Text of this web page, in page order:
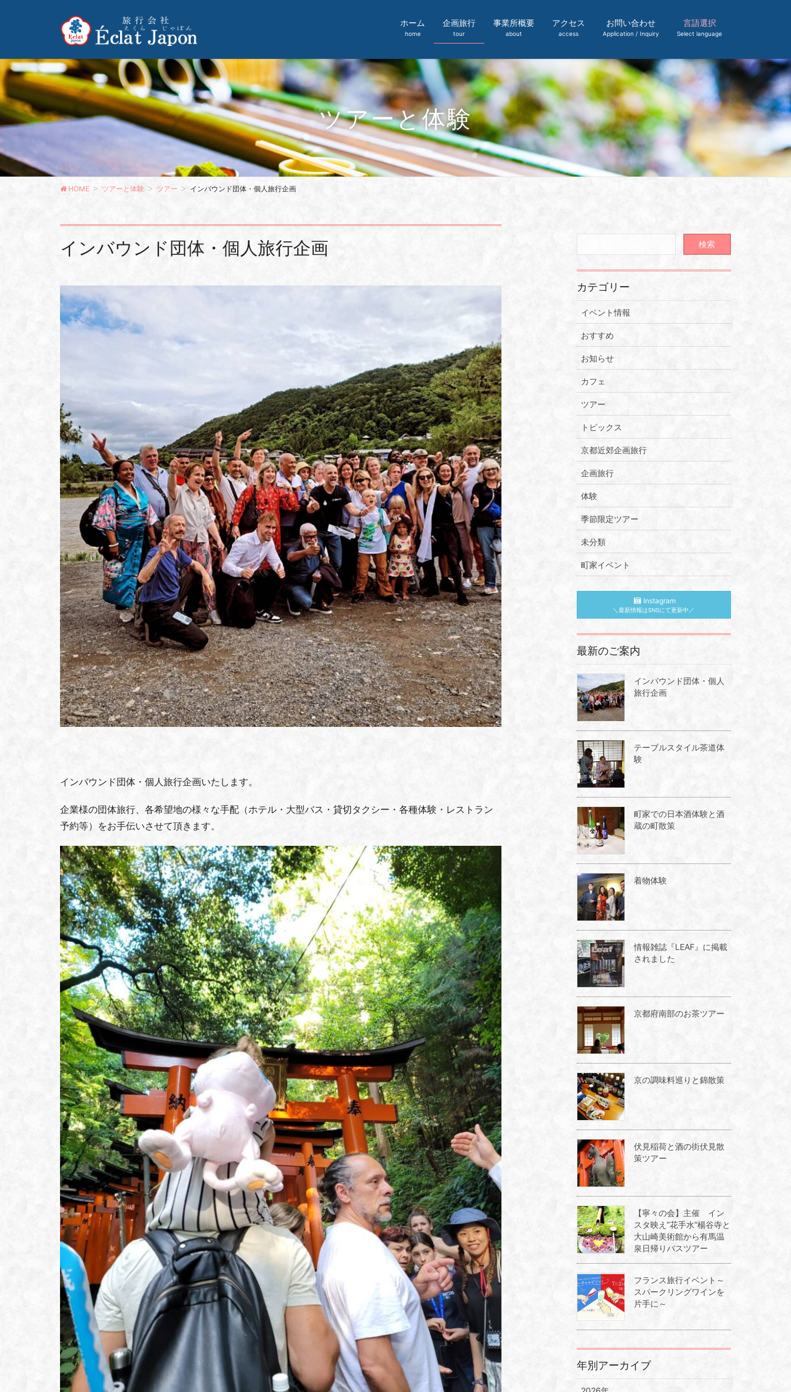
ホーム
home
企画旅行
tour
事業所概要
about
アクセス
access
お問い合わせ
Application / Inquiry
言語選択
Select language
ツアーと体験
HOME ツアーと体験 ツアー インバウンド団体・個人旅行企画
インバウンド団体・個人旅行企画
インバウンド団体・個人旅行企画いたします。
企業様の団体旅行、各希望地の様々な手配（ホテル・大型バス・貸切タクシー・各種体験・レストラン
予約等）をお手伝いさせて頂きます。
カテゴリー
イベント情報
おすすめ
お知らせ
カフェ
ツアー
トピックス
京都近郊企画旅行
企画旅行
体験
季節限定ツアー
未分類
町家イベント
Instagram
＼最新情報はSNSにて更新中／
最新のご案内
インバウンド団体・個人
旅行企画
テーブルスタイル茶道体
験
町家での日本酒体験と酒
蔵の町散策
着物体験
情報雑誌『LEAF』に掲載
されました
京都府南部のお茶ツアー
京の調味料巡りと錦散策
伏見稲荷と酒の街伏見散
策ツアー
【寧々の会】主催 イン
スタ映え”花手水”楊谷寺と
大山崎美術館から有馬温
泉日帰りバスツアー
フランス旅行イベント～
スパークリングワインを
片手に～
年別アーカイブ